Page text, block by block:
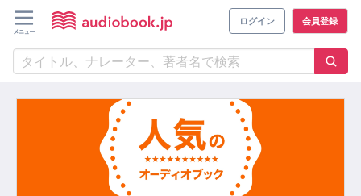
ログイン 会員登録